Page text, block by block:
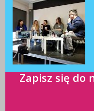
Zapisz się do